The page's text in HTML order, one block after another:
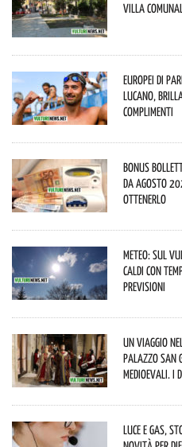
Villa
Europei di
lucano,
Complimenti
Bonus
da agosto
ottenerlo
Meteo: sul
caldi con
previsioni
Un viaggio
Palazzo San
Medioevali. I
Luce e gas,